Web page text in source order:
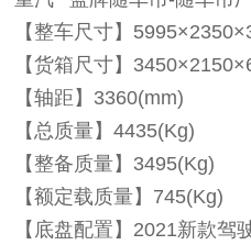
【整车尺寸】
【货箱尺寸】
【轴距】3360(mm)
【总质量】4435(Kg)
【整备质量】3495(Kg)
【额定载质量】745(Kg)
【底盘配置】2021新款驾